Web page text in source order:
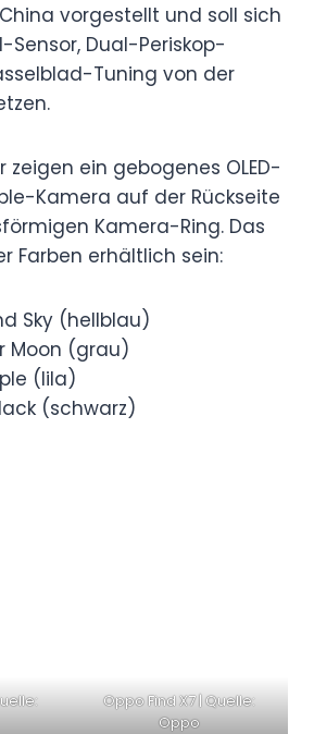
vorgestellt und soll sich
Sensor, Dual-Periskop-
Tuning von der
zeigen ein gebogenes OLED-
Kamera auf der Rückseite
Kamera-Ring. Das
Farben erhältlich sein:
Sky (hellblau)
Moon (grau)
(lila)
(schwarz)
Oppo Find X7 | Quelle:
Oppo